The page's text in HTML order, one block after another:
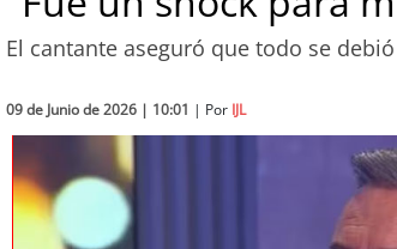
El cantante aseguró que todo se
09 de Junio de 2026 | 10:01 | Por IJL